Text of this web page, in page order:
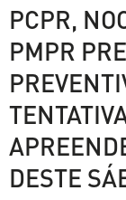
PCPR,
PMPR
DESTE